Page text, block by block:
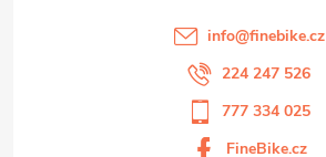
info@finebike.cz
224 247 526
777 334 025
FineBike.cz